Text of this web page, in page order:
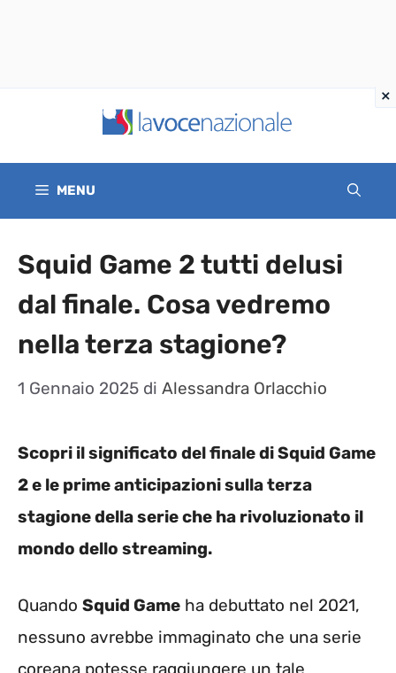
contenuto
MENU
Squid Game 2 tutti delusi
dal finale. Cosa vedremo
nella terza stagione?
1 Gennaio 2025 di Alessandra Orlacchio
Scopri il significato del finale di Squid Game
2 e le prime anticipazioni sulla terza
stagione della serie che ha rivoluzionato il
mondo dello streaming.
Quando Squid Game ha debuttato nel 2021,
nessuno avrebbe immaginato che una serie